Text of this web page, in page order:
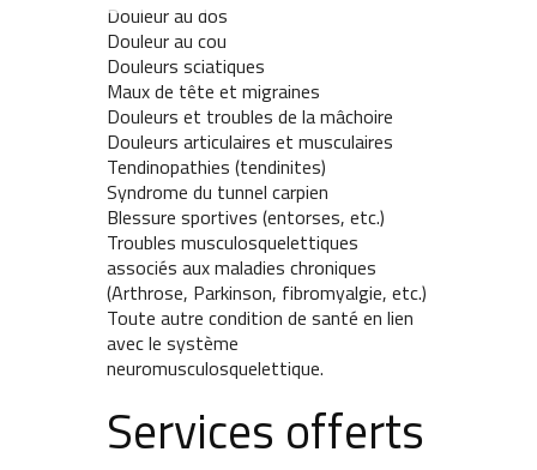
Douleur au dos
Douleur au cou
Douleurs sciatiques
Maux de tête et migraines
Douleurs et troubles de la mâchoire
Douleurs articulaires et musculaires
Tendinopathies (tendinites)
Syndrome du tunnel carpien
Blessure sportives (entorses, etc.)
Troubles musculosquelettiques
associés aux maladies chroniques
(Arthrose, Parkinson, fibromyalgie, etc.)
Toute autre condition de santé en lien
avec le système
neuromusculosquelettique.
Services offerts